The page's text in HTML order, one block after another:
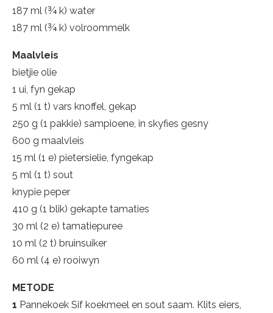
187 ml (¾ k) water
187 ml (¾ k) volroommelk
Maalvleis
bietjie olie
1 ui, fyn gekap
5 ml (1 t) vars knoffel, gekap
250 g (1 pakkie) sampioene, in skyfies gesny
600 g maalvleis
15 ml (1 e) pietersielie, fyngekap
5 ml (1 t) sout
knypie peper
410 g (1 blik) gekapte tamaties
30 ml (2 e) tamatiepuree
10 ml (2 t) bruinsuiker
60 ml (4 e) rooiwyn
METODE
1 Pannekoek Sif koekmeel en sout saam. Klits eiers,